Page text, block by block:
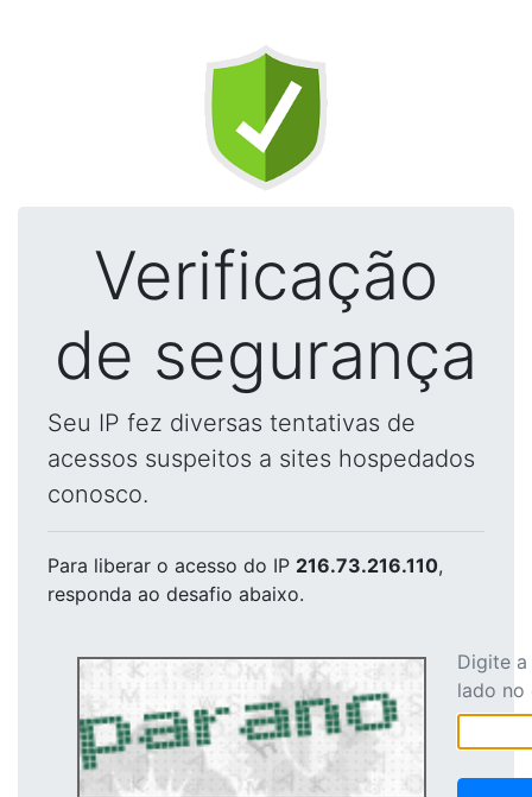
Verificação
de segurança
Seu IP fez diversas tentativas de
acessos suspeitos a sites hospedados
conosco.
Para liberar o acesso do IP 216.73.216.110,
responda ao desafio abaixo.
Digite
lado no